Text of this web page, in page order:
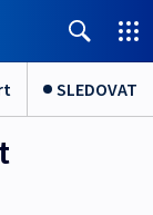
SLEDOVAT